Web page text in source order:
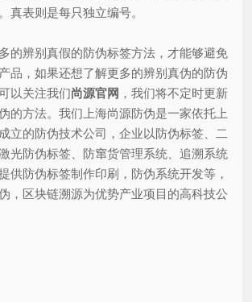
真表则是每只独立编号。
辨别真假的防伪标签方法，才能够避免
品，如果还想了解更多的辨别真伪的防伪
以关注我们尚源官网 ，我们将不定时更新
的方法。我们上海尚源防伪是一家依托上
立的防伪技术公司，企业以防伪标签、二
光防伪标签、防窜货管理系统、追溯系统
供防伪标签制作印刷，防伪系统开发等，
，区块链溯源为优势产业项目的高科技公